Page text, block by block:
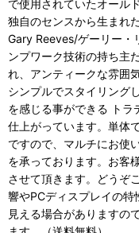
で使用されていたオール
独自のセンスから生まれ
Gary Reeves/ゲーリー・
ンプワーク技術の持ち主
れ、アンティークな雰囲
シンプルでスタイリング
を感じる事ができる トラ
仕上がっています。単体
ですので、マルチにお使
を承っております。お客
させて頂きます。どうぞ
響やPCディスプレイの
見える場合がありますの